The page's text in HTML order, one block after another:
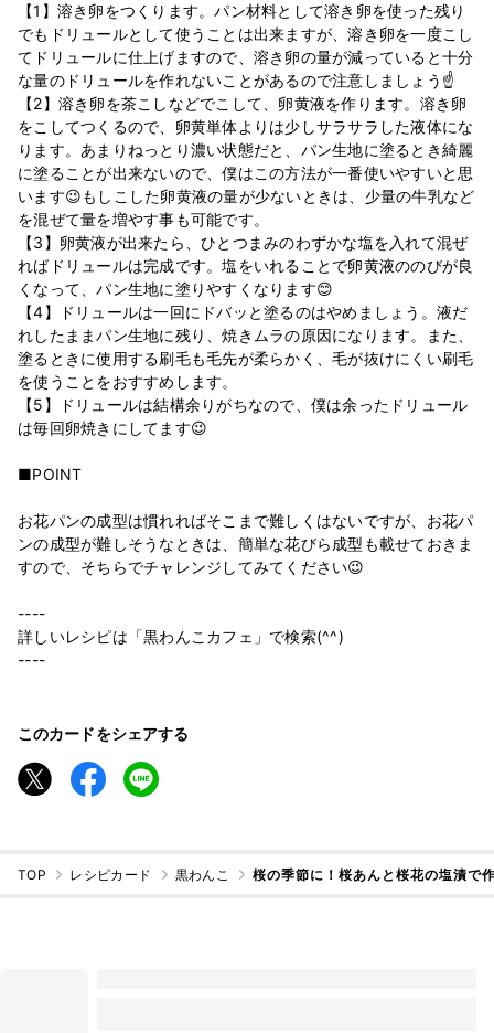
【1】溶き卵をつくります。パン材料として溶き卵を使った残り
でもドリュールとして使うことは出来ますが、溶き卵を一度こし
てドリュールに仕上げますので、溶き卵の量が減っていると十分
な量のドリュールを作れないことがあるので注意しましょう☝
【2】溶き卵を茶こしなどでこして、卵黄液を作ります。溶き卵
をこしてつくるので、卵黄単体よりは少しサラサラした液体にな
ります。あまりねっとり濃い状態だと、パン生地に塗るとき綺麗
に塗ることが出来ないので、僕はこの方法が一番使いやすいと思
います😉もしこした卵黄液の量が少ないときは、少量の牛乳など
を混ぜて量を増やす事も可能です。
【3】卵黄液が出来たら、ひとつまみのわずかな塩を入れて混ぜ
ればドリュールは完成です。塩をいれることで卵黄液ののびが良
くなって、パン生地に塗りやすくなります😊
【4】ドリュールは一回にドバッと塗るのはやめましょう。液だ
れしたままパン生地に残り、焼きムラの原因になります。また、
塗るときに使用する刷毛も毛先が柔らかく、毛が抜けにくい刷毛
を使うことをおすすめします。
【5】ドリュールは結構余りがちなので、僕は余ったドリュール
は毎回卵焼きにしてます😉
■POINT
お花パンの成型は慣れればそこまで難しくはないですが、お花パ
ンの成型が難しそうなときは、簡単な花びら成型も載せておきま
すので、そちらでチャレンジしてみてください😉
----
詳しいレシピは「黒わんこカフェ」で検索(^^)
----
このカードをシェアする
TOP レシピカード 黒わんこ 桜の季節に！桜あんと桜花の塩漬で